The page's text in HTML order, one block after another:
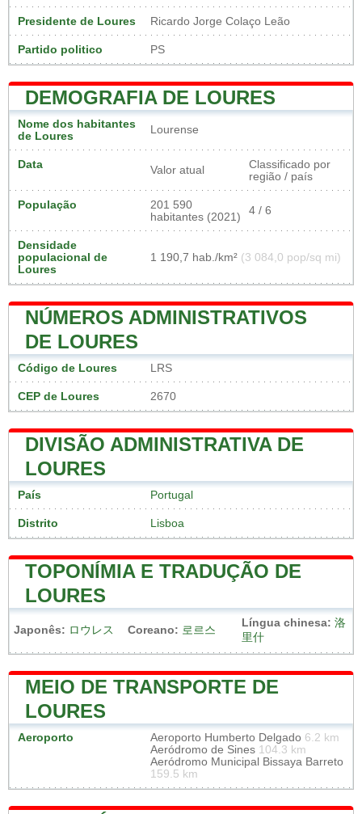
Presidente de Loures Ricardo Jorge Colaço Leão
Partido politico PS
DEMOGRAFIA DE LOURES
Nome dos habitantes
de Loures
Lourense
Data Valor atual
Classificado por
região / país
População
201 590
habitantes (2021)
4 / 6
Densidade
populacional de
Loures
1 190,7 hab./km² (3 084,0 pop/sq mi)
NÚMEROS ADMINISTRATIVOS
DE LOURES
Código de Loures LRS
CEP de Loures 2670
DIVISÃO ADMINISTRATIVA DE
LOURES
País Portugal
Distrito Lisboa
TOPONÍMIA E TRADUÇÃO DE
LOURES
Japonês: ロウレス Coreano: 로르스
Língua chinesa: 洛
里什
MEIO DE TRANSPORTE DE
LOURES
Aeroporto Aeroporto Humberto Delgado 6.2 km
Aeródromo de Sines 104.3 km
Aeródromo Municipal Bissaya Barreto
159.5 km